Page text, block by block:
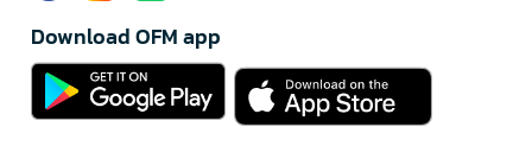
Download OFM app